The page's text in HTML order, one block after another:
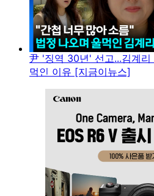
尹 '징역 30년' 선고...김계
먹인 이유 [지금이뉴스]